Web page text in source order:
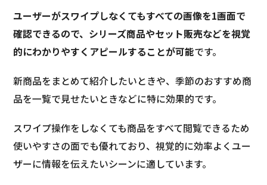
ユーザーがスワイプしなくてもすべての画像を1画面で
確認できるので、シリーズ商品やセット販売などを視覚
的にわかりやすくアピールすることが可能です。
新商品をまとめて紹介したいときや、季節のおすすめ商
品を一覧で見せたいときなどに特に効果的です。
スワイプ操作をしなくても商品をすべて閲覧できるため
使いやすさの面でも優れており、視覚的に効率よくユー
ザーに情報を伝えたいシーンに適しています。